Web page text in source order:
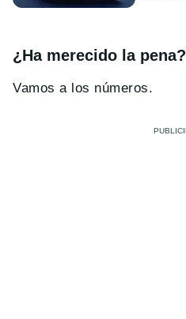
¿Ha merecido la pena?
Vamos a los números.